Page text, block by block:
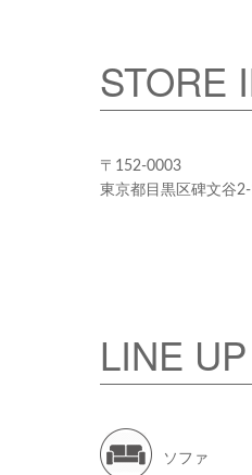
STORE
〒152-0003
東京都目黒区碑文谷
LINE UP
ソファ